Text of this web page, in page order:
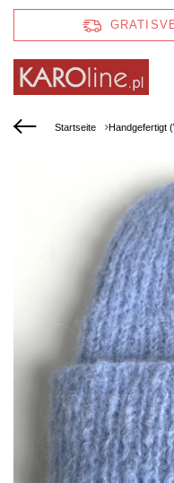
Startseite Handgefertigt